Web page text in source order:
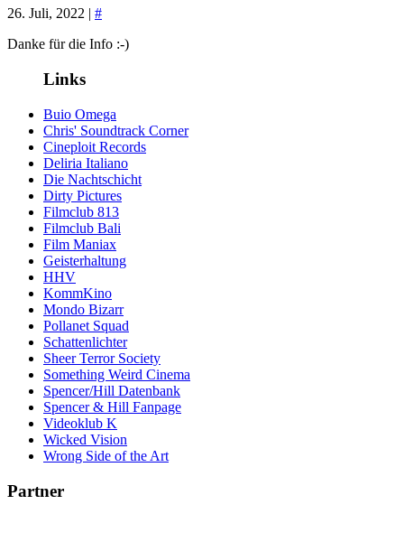
26. Juli, 2022 | #
Danke für die Info :-)
Links
Buio Omega
Chris' Soundtrack Corner
Cineploit Records
Deliria Italiano
Die Nachtschicht
Dirty Pictures
Filmclub 813
Filmclub Bali
Film Maniax
Geisterhaltung
HHV
KommKino
Mondo Bizarr
Pollanet Squad
Schattenlichter
Sheer Terror Society
Something Weird Cinema
Spencer/Hill Datenbank
Spencer & Hill Fanpage
Videoklub K
Wicked Vision
Wrong Side of the Art
Partner